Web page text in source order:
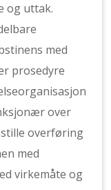
og uttak.
med
prosedyre
over
overføring
med
virkemåte og